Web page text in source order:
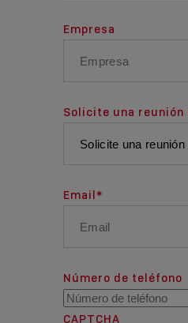
Empresa
Solicite una reunión
Email*
Número de teléfono
CAPTCHA